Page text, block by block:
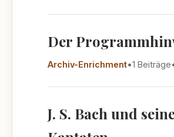
Der
Archiv-Enrichment•1 Beiträge
J. S. Bach und